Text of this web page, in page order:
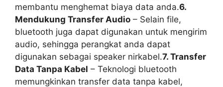
membantu menghemat biaya data anda.6.
Mendukung Transfer Audio – Selain file,
bluetooth juga dapat digunakan untuk mengirim
audio, sehingga perangkat anda dapat
digunakan sebagai speaker nirkabel.7. Transfer
Data Tanpa Kabel – Teknologi bluetooth
memungkinkan transfer data tanpa kabel,